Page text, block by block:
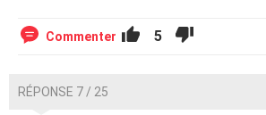
Commenter 5
RÉPONSE 7 / 25